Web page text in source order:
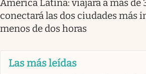
América Latina: viajará a más de
conectará las dos ciudades más
menos de dos horas
Las más leídas